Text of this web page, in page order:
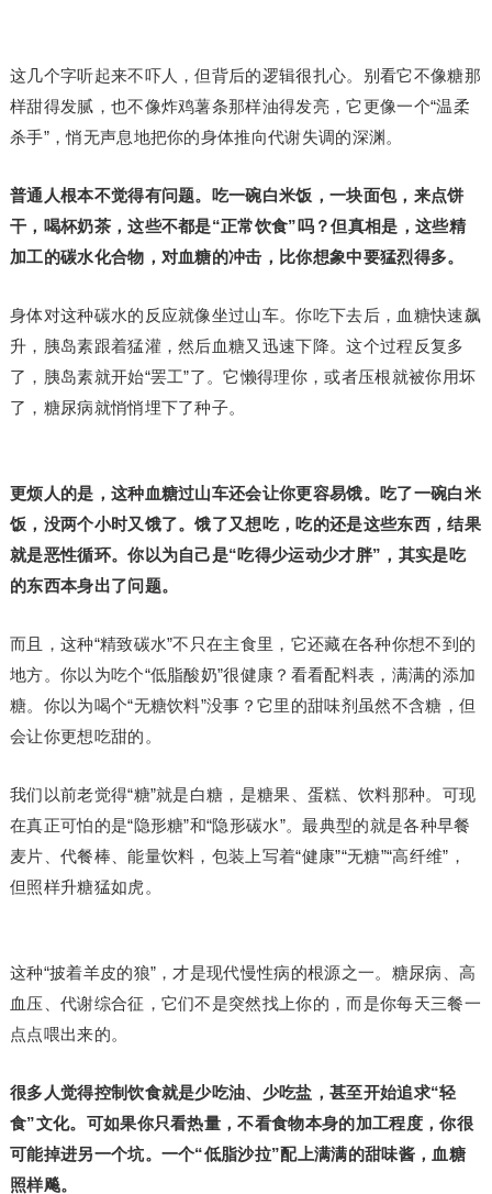
这几个字听起来不吓人，但背后的逻辑很扎心。别看它不像糖那
样甜得发腻，也不像炸鸡薯条那样油得发亮，它更像一个“温柔
杀手”，悄无声息地把你的身体推向代谢失调的深渊。
普通人根本不觉得有问题。吃一碗白米饭，一块面包，来点饼
干，喝杯奶茶，这些不都是“正常饮食”吗？但真相是，这些精
加工的碳水化合物，对血糖的冲击，比你想象中要猛烈得多。
身体对这种碳水的反应就像坐过山车。你吃下去后，血糖快速飙
升，胰岛素跟着猛灌，然后血糖又迅速下降。这个过程反复多
了，胰岛素就开始“罢工”了。它懒得理你，或者压根就被你用坏
了，糖尿病就悄悄埋下了种子。
更烦人的是，这种血糖过山车还会让你更容易饿。吃了一碗白米
饭，没两个小时又饿了。饿了又想吃，吃的还是这些东西，结果
就是恶性循环。你以为自己是“吃得少运动少才胖”，其实是吃
的东西本身出了问题。
而且，这种“精致碳水”不只在主食里，它还藏在各种你想不到的
地方。你以为吃个“低脂酸奶”很健康？看看配料表，满满的添加
糖。你以为喝个“无糖饮料”没事？它里的甜味剂虽然不含糖，但
会让你更想吃甜的。
我们以前老觉得“糖”就是白糖，是糖果、蛋糕、饮料那种。可现
在真正可怕的是“隐形糖”和“隐形碳水”。最典型的就是各种早餐
麦片、代餐棒、能量饮料，包装上写着“健康”“无糖”“高纤维”，
但照样升糖猛如虎。
这种“披着羊皮的狼”，才是现代慢性病的根源之一。糖尿病、高
血压、代谢综合征，它们不是突然找上你的，而是你每天三餐一
点点喂出来的。
很多人觉得控制饮食就是少吃油、少吃盐，甚至开始追求“轻
食”文化。可如果你只看热量，不看食物本身的加工程度，你很
可能掉进另一个坑。一个“低脂沙拉”配上满满的甜味酱，血糖
照样飚。